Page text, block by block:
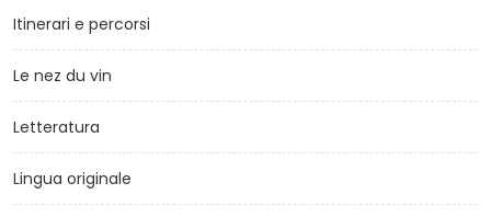
Itinerari e percorsi
Le nez du vin
Letteratura
Lingua originale